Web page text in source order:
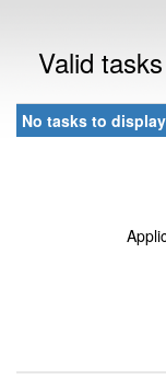
Valid
No tasks to display